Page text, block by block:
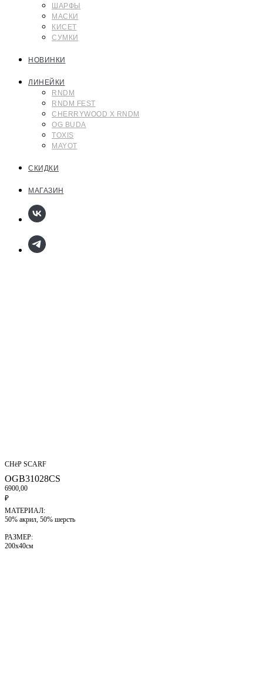
ШАРФЫ
МАСКИ
КИСЕТ
СУМКИ
НОВИНКИ
ЛИНЕЙКИ
RNDM
RNDM FEST
CHERRYWOOD X RNDM
OG BUDA
TOXIS
MAYOT
СКИДКИ
МАГАЗИН
СНёР SCARF
OGB31028CS
6900,00
₽
МАТЕРИАЛ:
50% акрил, 50% шерсть
РАЗМЕР:
200х40см